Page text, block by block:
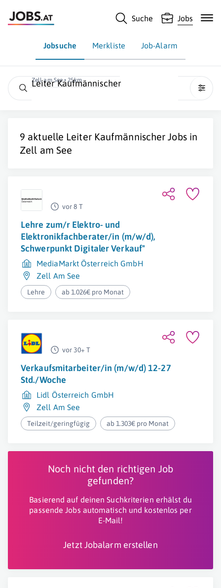
Suche Jobs
Jobsuche Merkliste Job-Alarm
Zell am See • 25km
Leiter Kaufmännischer
9 aktuelle Leiter Kaufmännischer Jobs in
Zell am See
vor 8 T
Lehre zum/r Elektro- und
Elektronikfachberater/in (m/w/d),
Schwerpunkt Digitaler Verkauf"
MediaMarkt Österreich GmbH
Zell Am See
Lehre ab 1.026€ pro Monat
vor 30+ T
Verkaufsmitarbeiter/in (m/w/d) 12-27
Std./Woche
Lidl Österreich GmbH
Zell Am See
Teilzeit/geringfügig ab 1.303€ pro Monat
Noch nicht den richtigen Job
gefunden?
Basierend auf deinen Suchkriterien erhälst du
passende Jobs automatisch und kostenlos per
E-Mail!
Jetzt Jobalarm erstellen